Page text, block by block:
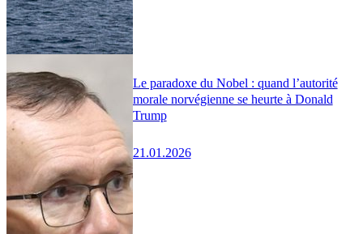
Le paradoxe du Nobel : quand l’autorité
morale norvégienne se heurte à Donald
Trump
21.01.2026